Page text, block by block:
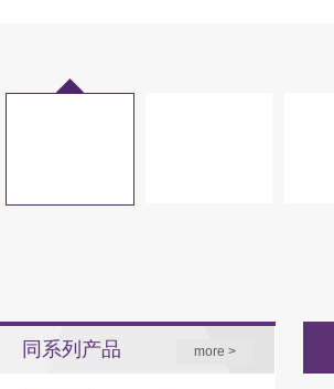
同系列产品 more >